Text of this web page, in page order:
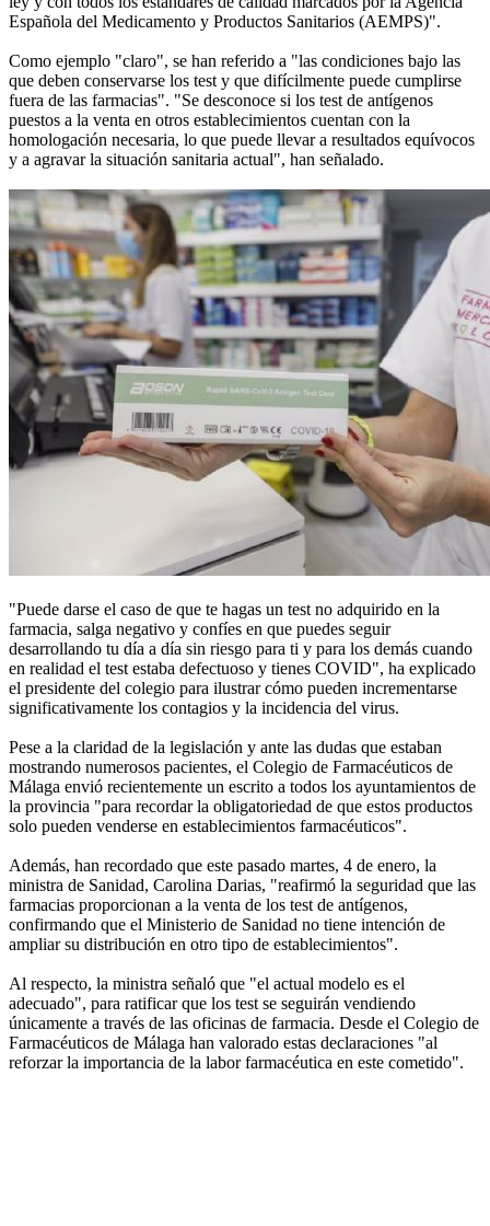
Española del Medicamento y Productos Sanitarios (AEMPS)".
Como ejemplo "claro", se han referido a "las condiciones bajo las
que deben conservarse los test y que difícilmente puede cumplirse
fuera de las farmacias". "Se desconoce si los test de antígenos
puestos a la venta en otros establecimientos cuentan con la
homologación necesaria, lo que puede llevar a resultados equívocos
y a agravar la situación sanitaria actual", han señalado.
"Puede darse el caso de que te hagas un test no adquirido en la
farmacia, salga negativo y confíes en que puedes seguir
desarrollando tu día a día sin riesgo para ti y para los demás cuando
en realidad el test estaba defectuoso y tienes COVID", ha explicado
el presidente del colegio para ilustrar cómo pueden incrementarse
significativamente los contagios y la incidencia del virus.
Pese a la claridad de la legislación y ante las dudas que estaban
mostrando numerosos pacientes, el Colegio de Farmacéuticos de
Málaga envió recientemente un escrito a todos los ayuntamientos de
la provincia "para recordar la obligatoriedad de que estos productos
solo pueden venderse en establecimientos farmacéuticos".
Además, han recordado que este pasado martes, 4 de enero, la
ministra de Sanidad, Carolina Darias, "reafirmó la seguridad que las
farmacias proporcionan a la venta de los test de antígenos,
confirmando que el Ministerio de Sanidad no tiene intención de
ampliar su distribución en otro tipo de establecimientos".
Al respecto, la ministra señaló que "el actual modelo es el
adecuado", para ratificar que los test se seguirán vendiendo
únicamente a través de las oficinas de farmacia. Desde el Colegio de
Farmacéuticos de Málaga han valorado estas declaraciones "al
reforzar la importancia de la labor farmacéutica en este cometido".